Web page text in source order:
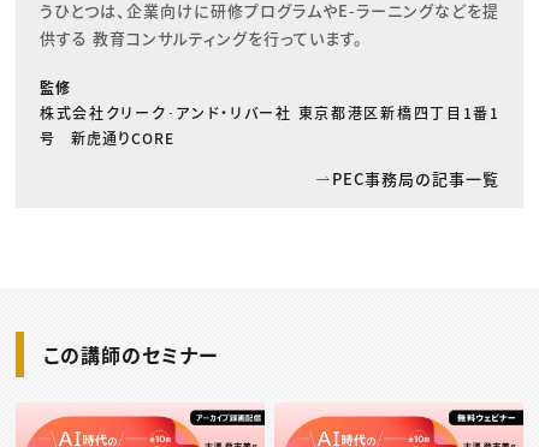
うひとつは、企業向けに研修プログラムやE-ラーニングなどを提
供する 教育コンサルティングを行っています。
監修
株式会社クリーク･アンド・リバー社 東京都港区新橋四丁目1番1
号 新虎通りCORE
PEC事務局の記事一覧
この講師のセミナー